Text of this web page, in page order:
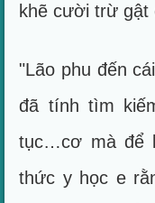
khẽ cười trừ gật
"Lão phu đến
đã tính tìm
tục…cơ mà để
thức y học e